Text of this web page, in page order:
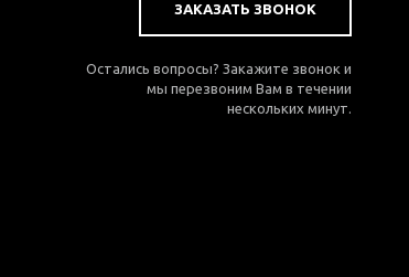
ЗАКАЗАТЬ ЗВОНОК
Остались вопросы? Закажите звонок и
мы перезвоним Вам в течении
нескольких минут.